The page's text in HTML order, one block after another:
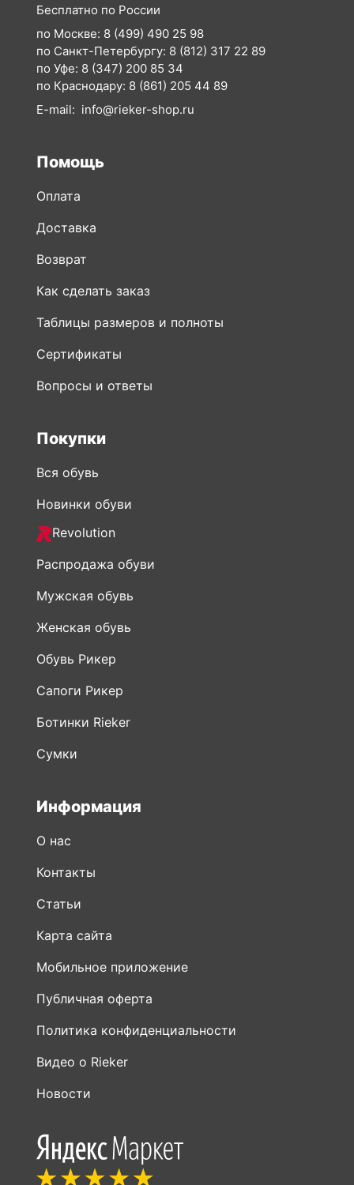
Бесплатно по России
по Москве: 8 (499) 490 25 98
по Санкт-Петербургу: 8 (812) 317 22 89
по Уфе: 8 (347) 200 85 34
по Краснодару: 8 (861) 205 44 89
E-mail: info@rieker-shop.ru
Помощь
Оплата
Доставка
Возврат
Как сделать заказ
Таблицы размеров и полноты
Сертификаты
Вопросы и ответы
Покупки
Вся обувь
Новинки обуви
Revolution
Распродажа обуви
Мужская обувь
Женская обувь
Обувь Рикер
Сапоги Рикер
Ботинки Rieker
Сумки
Информация
О нас
Контакты
Статьи
Карта сайта
Мобильное приложение
Публичная оферта
Политика конфиденциальности
Видео о Rieker
Новости